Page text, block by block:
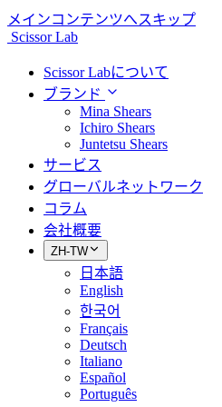
メインコンテンツへスキップ
Scissor Lab
Scissor Labについて
ブランド
Mina Shears
Ichiro Shears
Juntetsu Shears
サービス
グローバルネットワーク
コラム
会社概要
ZH-TW
日本語
English
한국어
Français
Deutsch
Italiano
Español
Português